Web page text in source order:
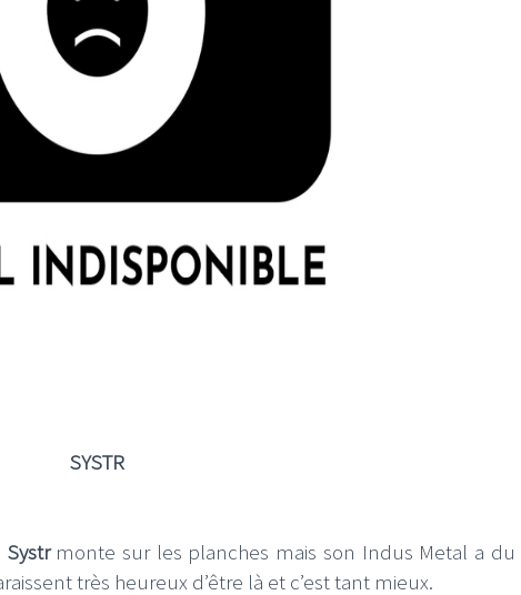
SYSTR
Systr monte sur les planches mais son Indus Metal a du
très heureux d’être là et c’est tant mieux.